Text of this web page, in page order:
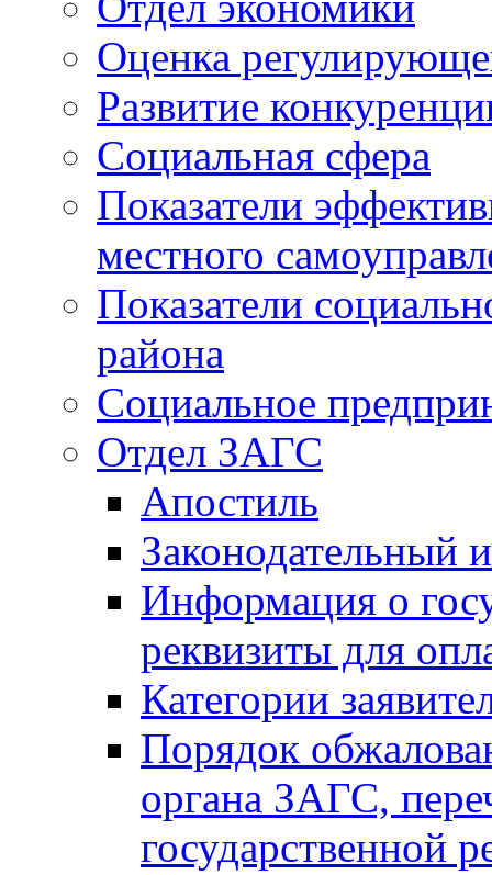
Оценка
Развитие
Социальная сфера
Показатели
местного
Показатели
района
Социальное
Отдел ЗАГС
Апостиль
Законодательный
Информация о
реквизиты для
Категории
Порядок
органа ЗАГС,
государственной